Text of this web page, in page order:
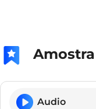
Amostra
Audio